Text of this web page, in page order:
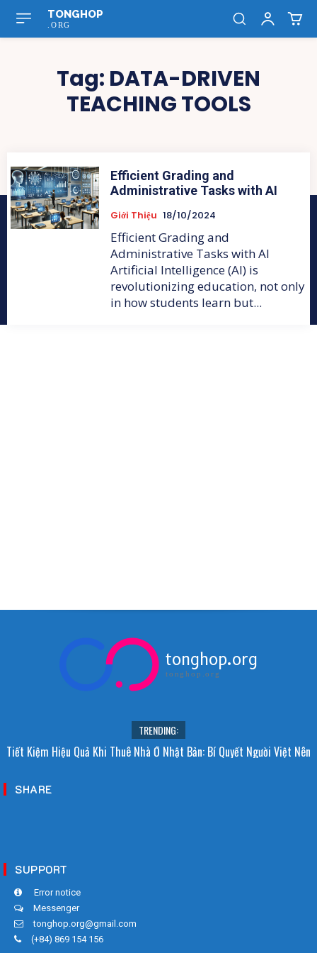
TONGHOP
.ORG
Tag: DATA-DRIVEN
TEACHING TOOLS
Efficient Grading and
Administrative Tasks with AI
Giới Thiệu 18/10/2024
Efficient Grading and
Administrative Tasks with AI
Artificial Intelligence (AI) is
revolutionizing education, not only
in how students learn but...
tonghop.org
tonghop.org
TRENDING:
Tiết Kiệm Hiệu Quả Khi Thuê Nhà Ở Nhật Bản: Bí Quyết Người Việt Nên
SHARE
SUPPORT
Error notice
Messenger
tonghop.org@gmail.com
(+84) 869 154 156